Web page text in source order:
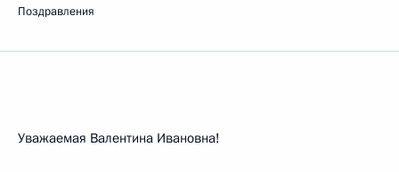
Поздравления
Уважаемая Валентина Ивановна!